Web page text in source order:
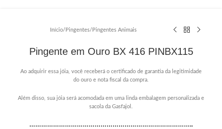
Início/ Pingentes/ Pingentes Animais
Pingente em Ouro BX 416 PINBX115
Ao adquirir essa jóia, você receberá o certificado de garantia da legitimidade
do ouro e nota fiscal da compra.
Além disso, sua jóia será acomodada em uma linda embalagem personalizada e
sacola da Gasfajol.
………………………………………………………………………..